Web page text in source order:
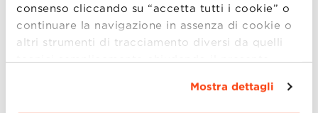
consenso cliccando su “accetta tutti i cookie” o
continuare la navigazione in assenza di cookie o
altri strumenti di tracciamento diversi da quelli
tecnici semplicemente chiudendo il presente
Dettagli ”. Per
modificare le impostazioni di navigazione e
Mostra dettagli
insegnano sempre molto più delle vittorie”
Da questo punto di vista, sottolineaNicola
Tomesani, docente diMarketing e Comunicazione
e Direttore Scientifico delMBA